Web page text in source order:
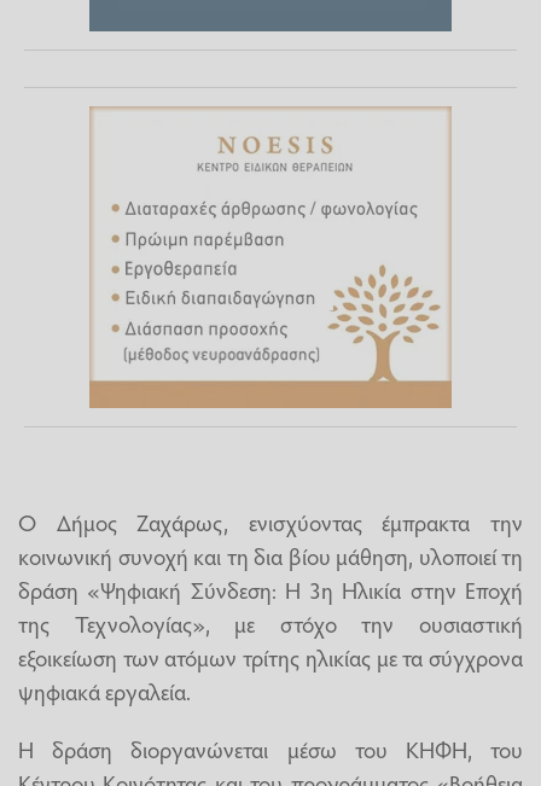
Ο Δήμος Ζαχάρως, ενισχύοντας έμπρακτα την
κοινωνική συνοχή και τη δια βίου μάθηση, υλοποιεί τη
δράση «Ψηφιακή Σύνδεση: Η 3η Ηλικία στην Εποχή
της Τεχνολογίας», με στόχο την ουσιαστική
εξοικείωση των ατόμων τρίτης ηλικίας με τα σύγχρονα
ψηφιακά εργαλεία.
Η δράση διοργανώνεται μέσω του ΚΗΦΗ, του